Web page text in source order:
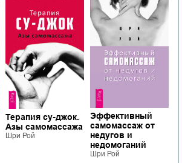
Терапия су-джок.
Азы самомассажа
Шри Рой
Эффективный
самомассаж от
недугов и
недомоганий
Шри Рой